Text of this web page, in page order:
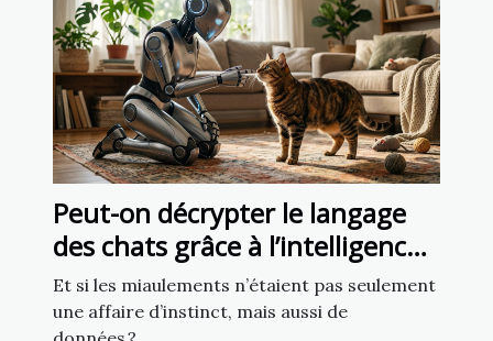
Peut-on décrypter le langage
des chats grâce à l’intelligence
artificielle ?
Et si les miaulements n’étaient pas seulement
une affaire d’instinct, mais aussi de